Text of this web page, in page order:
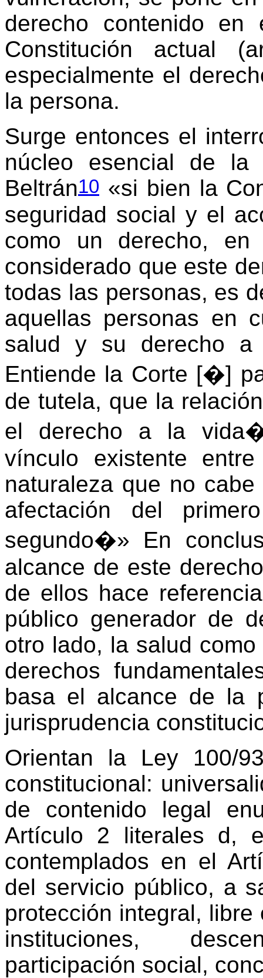
derecho contenido
Constitución actual
especialmente el
la persona.
Surge entonces el
núcleo esencial de la
Beltrán10 «si bien la
seguridad social y el
como un derecho,
considerado que este
todas las personas, es
aquellas personas en
salud y su derecho a
Entiende la Corte [�]
de tutela, que la
el derecho a la
vínculo existente
naturaleza que no
afectación del
segundo�» En
alcance de este
de ellos hace
público generador de
otro lado, la salud
derechos
basa el alcance de la
jurisprudencia
Orientan la Ley 100/
constitucional:
de contenido legal
Artículo 2 literales d,
contemplados en el
del servicio público, a
protección integral,
instituciones,
participación social,